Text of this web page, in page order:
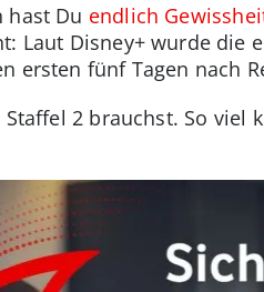
hast Du endlich
Laut Disney+ wurde die
ersten fünf Tagen nach
2 brauchst. So viel